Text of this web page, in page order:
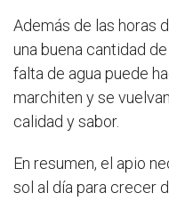
Además de las horas
una buena cantidad
falta de agua puede
marchiten y se
calidad y sabor.
En resumen, el apio
sol al día para crecer